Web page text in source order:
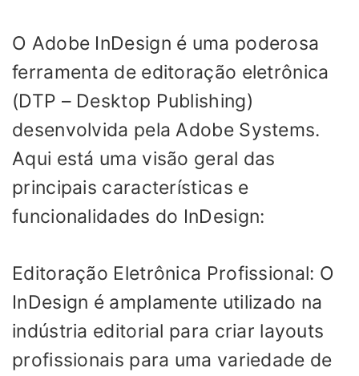
O Adobe InDesign é uma poderosa
ferramenta de editoração eletrônica
(DTP – Desktop Publishing)
desenvolvida pela Adobe Systems.
Aqui está uma visão geral das
principais características e
funcionalidades do InDesign:
Editoração Eletrônica Profissional: O
InDesign é amplamente utilizado na
indústria editorial para criar layouts
profissionais para uma variedade de